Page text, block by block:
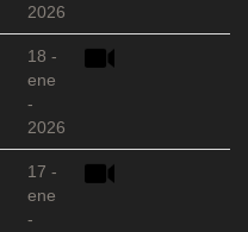
2026
18 -
ene
-
2026
17 -
ene
-